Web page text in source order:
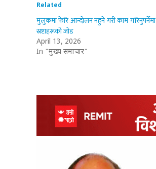
Related
मुलुकमा फेरि आन्दोलन नहुने गरी काम गरिनुपर्नेमा
स्रष्टाहरूको जोड
April 13, 2026
In "मुख्य समाचार"